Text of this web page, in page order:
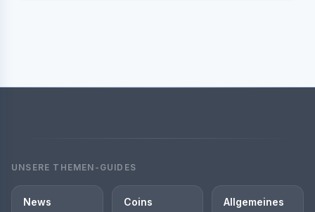
UNSERE THEMEN-GUIDES
News Coins Allgemeines